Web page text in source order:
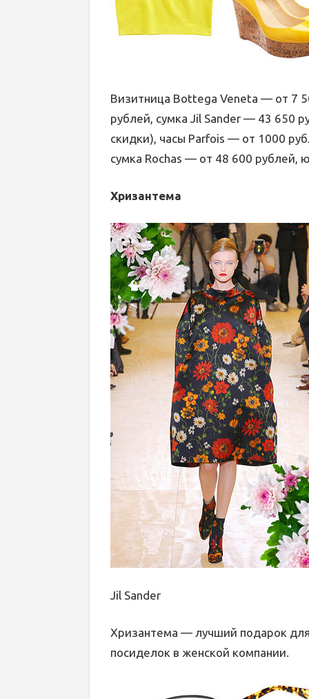
Визитница Bottega Veneta — от 7
рублей, сумка Jil Sander — 43 650
скидки), часы Parfois — от 1000
сумка Rochas — от 48 600 рублей,
Хризантема
Jil Sander
Хризантема — лучший подарок
посиделок в женской компании.